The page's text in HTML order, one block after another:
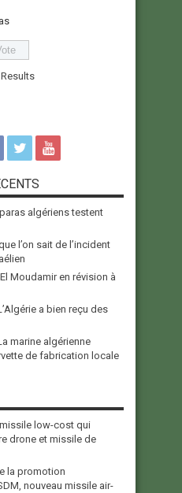
algériens testent
l’on sait de l’incident
Moudamir en révision à
a bien reçu des
marine algérienne
de fabrication locale
low-cost qui
drone et missile de
la promotion
nouveau missile air-